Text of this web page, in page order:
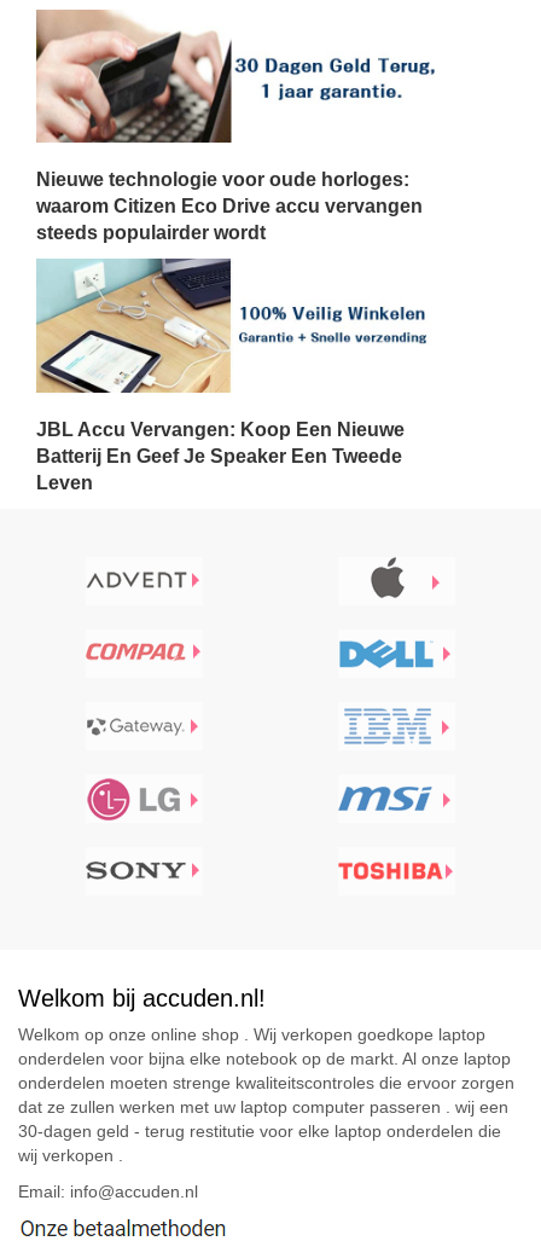
Nieuwe technologie voor oude horloges:
waarom Citizen Eco Drive accu vervangen
steeds populairder wordt
JBL Accu Vervangen: Koop Een Nieuwe
Batterij En Geef Je Speaker Een Tweede
Leven
Welkom bij accuden.nl!
Welkom op onze online shop . Wij verkopen goedkope laptop
onderdelen voor bijna elke notebook op de markt. Al onze laptop
onderdelen moeten strenge kwaliteitscontroles die ervoor zorgen
dat ze zullen werken met uw laptop computer passeren . wij een
30-dagen geld - terug restitutie voor elke laptop onderdelen die
wij verkopen .
Email: info@accuden.nl